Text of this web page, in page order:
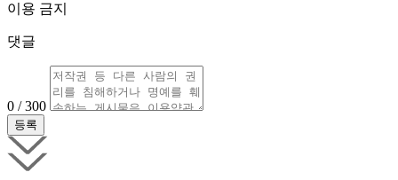
이용 금지
댓글
0 / 300